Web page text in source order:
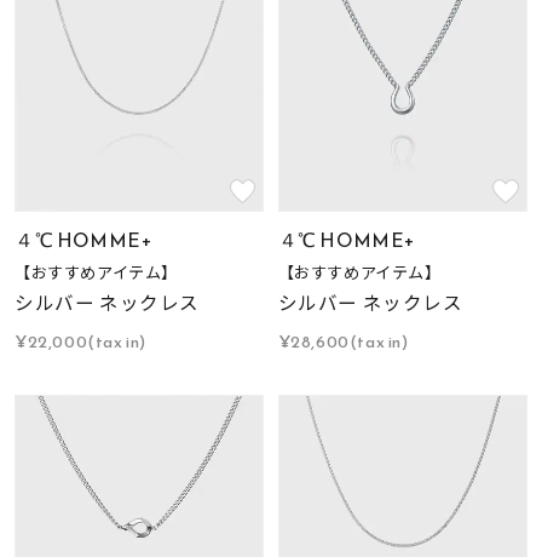
４℃ HOMME+
【おすすめアイテム】
シルバー ネックレス
¥22,000(tax in)
４℃ HOMME+
【おすすめアイテム】
シルバー ネックレス
¥28,600(tax in)